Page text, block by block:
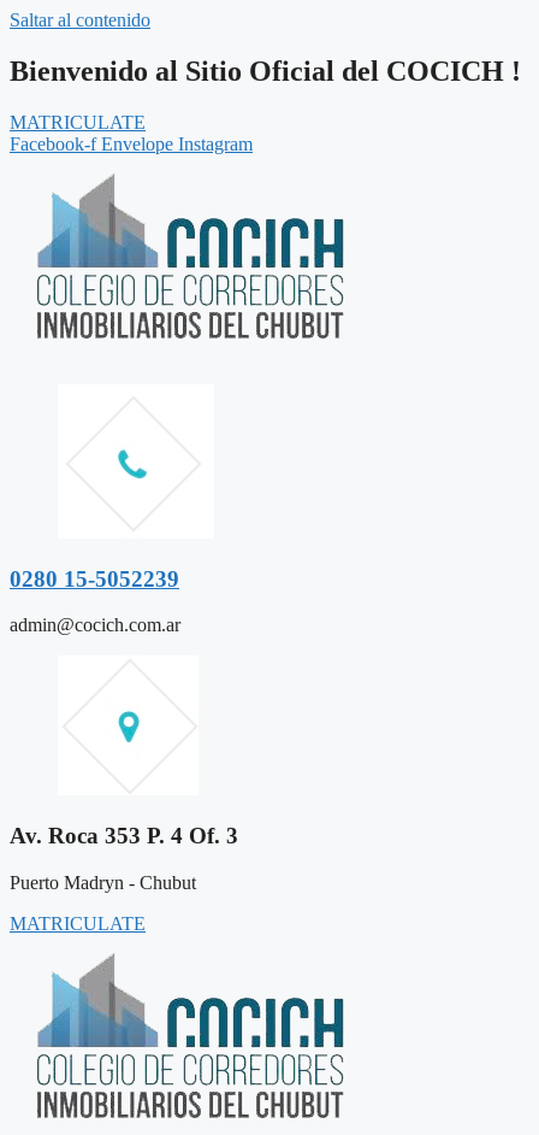
Saltar al contenido
Bienvenido al Sitio Oficial del COCICH !
MATRICULATE
Facebook-f Envelope Instagram
0280 15-5052239
admin@cocich.com.ar
Av. Roca 353 P. 4 Of. 3
Puerto Madryn - Chubut
MATRICULATE